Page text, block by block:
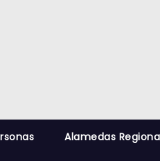
Alamedas